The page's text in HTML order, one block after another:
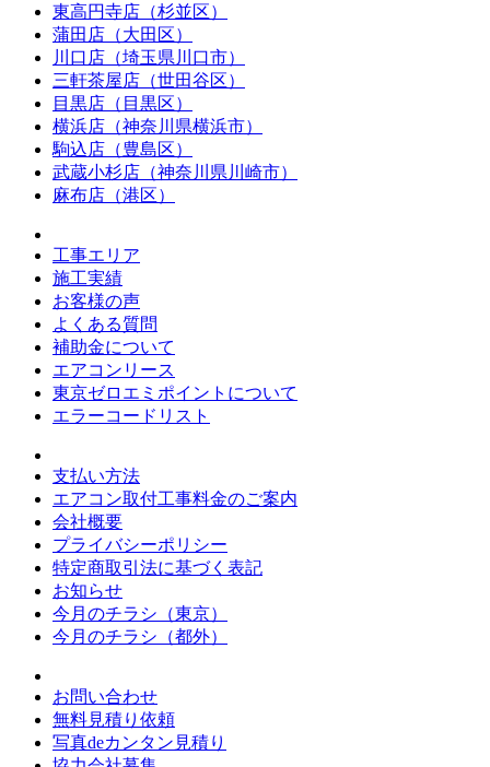
東高円寺店（杉並区）
蒲田店（大田区）
川口店（埼玉県川口市）
三軒茶屋店（世田谷区）
目黒店（目黒区）
横浜店（神奈川県横浜市）
駒込店（豊島区）
武蔵小杉店（神奈川県川崎市）
麻布店（港区）
工事エリア
施工実績
お客様の声
よくある質問
補助金について
エアコンリース
東京ゼロエミポイントについて
エラーコードリスト
支払い方法
エアコン取付工事料金のご案内
会社概要
プライバシーポリシー
特定商取引法に基づく表記
お知らせ
今月のチラシ（東京）
今月のチラシ（都外）
お問い合わせ
無料見積り依頼
写真deカンタン見積り